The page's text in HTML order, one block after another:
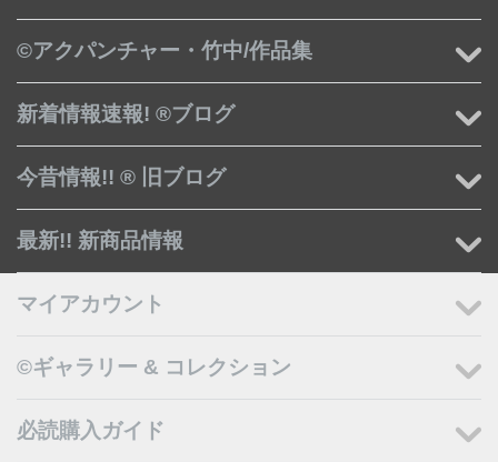
©アクパンチャー・竹中/作品集
新着情報速報! ®ブログ
今昔情報!! ® 旧ブログ
最新!! 新商品情報
マイアカウント
©ギャラリー & コレクション
必読購入ガイド